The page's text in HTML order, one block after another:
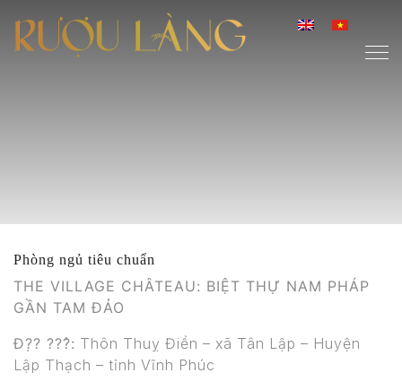
Phòng ngủ tiêu chuẩn
THE VILLAGE CHÂTEAU: BIỆT THỰ NAM PHÁP
GẦN TAM ĐẢO
Đ?̣? ???̉: Thôn Thuỵ Điền – xã Tân Lập – Huyện
Lập Thạch – tỉnh Vĩnh Phúc